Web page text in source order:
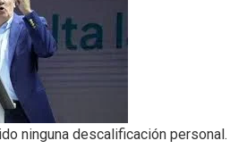
ninguna descalificación personal.